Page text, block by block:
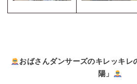
おばさんダンサーズのキレッキレ
陽」